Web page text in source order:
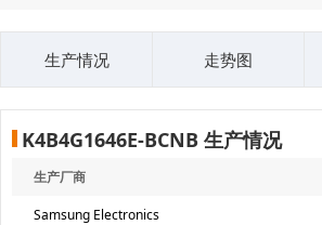
生产情况 走势图
K4B4G1646E-BCNB 生产情况
生产厂商
Samsung Electronics